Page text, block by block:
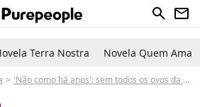
search newsletter
Terra Nostra Novela Quem Ama
'Não como há anos': sem todos os ovos da dieta no 'BBB 25', Gracyanne Barbosa será obrigada a comer alimento polêmico